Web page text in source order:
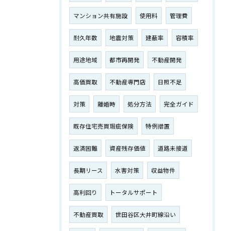
マンション共有施設 使用料 管理費
耐久年数 地震対策 建蔽率 容積率
用途地域 都市再開発 不動産開発
高価買取 不動産専門店 日照不足
対策 離婚時 処分方法 完全ガイド
既存住宅売買瑕疵保険 特例措置
返済困難 資産残存価値 道路未接道
長期リース 水害対策 収益物件
高利回り トータルサポート
不動産買取 世田谷区大井町線沿い